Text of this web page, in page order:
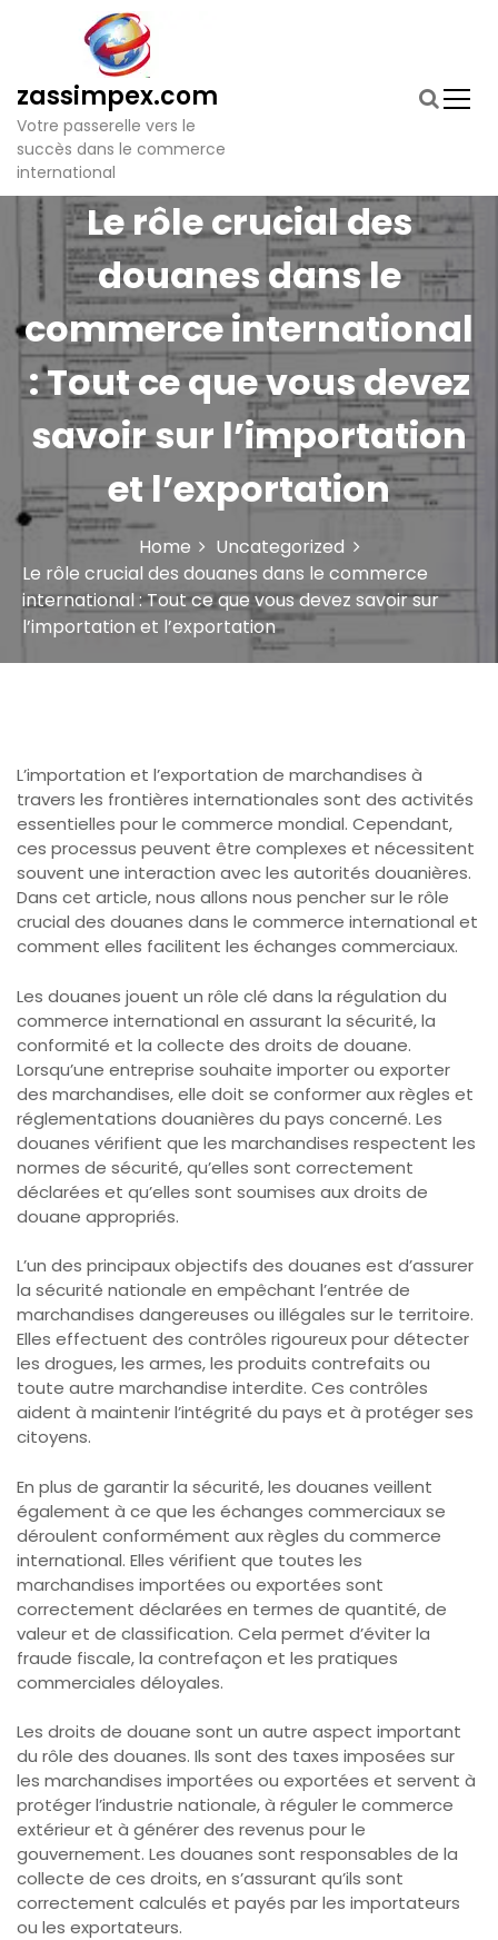
zassimpex.com
Votre passerelle vers le
succès dans le commerce
international
Le rôle crucial des
douanes dans le
commerce international
: Tout ce que vous devez
savoir sur l’importation
et l’exportation
Home
Uncategorized
Le rôle crucial des douanes dans le commerce
international : Tout ce que vous devez savoir sur
l’importation et l’exportation
L’importation et l’exportation de marchandises à
travers les frontières internationales sont des activités
essentielles pour le commerce mondial. Cependant,
ces processus peuvent être complexes et nécessitent
souvent une interaction avec les autorités douanières.
Dans cet article, nous allons nous pencher sur le rôle
crucial des douanes dans le commerce international et
comment elles facilitent les échanges commerciaux.
Les douanes jouent un rôle clé dans la régulation du
commerce international en assurant la sécurité, la
conformité et la collecte des droits de douane.
Lorsqu’une entreprise souhaite importer ou exporter
des marchandises, elle doit se conformer aux règles et
réglementations douanières du pays concerné. Les
douanes vérifient que les marchandises respectent les
normes de sécurité, qu’elles sont correctement
déclarées et qu’elles sont soumises aux droits de
douane appropriés.
L’un des principaux objectifs des douanes est d’assurer
la sécurité nationale en empêchant l’entrée de
marchandises dangereuses ou illégales sur le territoire.
Elles effectuent des contrôles rigoureux pour détecter
les drogues, les armes, les produits contrefaits ou
toute autre marchandise interdite. Ces contrôles
aident à maintenir l’intégrité du pays et à protéger ses
citoyens.
En plus de garantir la sécurité, les douanes veillent
également à ce que les échanges commerciaux se
déroulent conformément aux règles du commerce
international. Elles vérifient que toutes les
marchandises importées ou exportées sont
correctement déclarées en termes de quantité, de
valeur et de classification. Cela permet d’éviter la
fraude fiscale, la contrefaçon et les pratiques
commerciales déloyales.
Les droits de douane sont un autre aspect important
du rôle des douanes. Ils sont des taxes imposées sur
les marchandises importées ou exportées et servent à
protéger l’industrie nationale, à réguler le commerce
extérieur et à générer des revenus pour le
gouvernement. Les douanes sont responsables de la
collecte de ces droits, en s’assurant qu’ils sont
correctement calculés et payés par les importateurs
ou les exportateurs.